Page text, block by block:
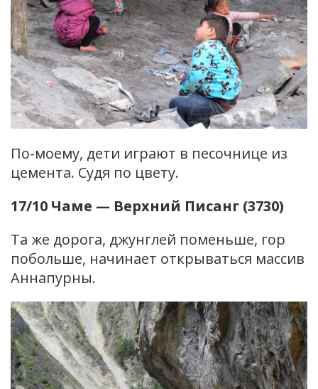
По-моему, дети играют в песочнице из
цемента. Судя по цвету.
17/10 Чаме — Верхний Писанг (3730)
Та же дорога, джунглей поменьше, гор
побольше, начинает открываться массив
Аннапурны.